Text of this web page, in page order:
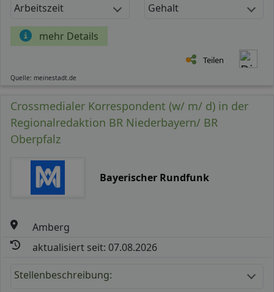
Arbeitszeit Gehalt
mehr Details
Teilen
Quelle: meinestadt.de
Crossmedialer Korrespondent (w/ m/ d) in der
Regionalredaktion BR Niederbayern/ BR
Oberpfalz
Bayerischer Rundfunk
Amberg
aktualisiert seit: 07.08.2026
Stellenbeschreibung: